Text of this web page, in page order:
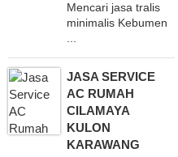
Mencari jasa tralis
minimalis Kebumen
...
JASA SERVICE
AC RUMAH
CILAMAYA
KULON
KARAWANG